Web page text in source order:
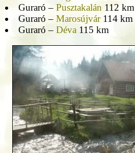
Guraró – Pusztakalán112 km
Guraró – Marosújvár114 km
Guraró – Déva115 km